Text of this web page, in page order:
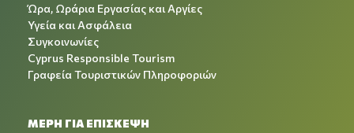
Ώρα, Ωράρια Εργασίας και Αργίες
Υγεία και Ασφάλεια
Συγκοινωνίες
Cyprus Responsible Tourism
Γραφεία Τουριστικών Πληροφοριών
ΜΕΡΗ ΓΙΑ ΕΠΙΣΚΕΨΗ